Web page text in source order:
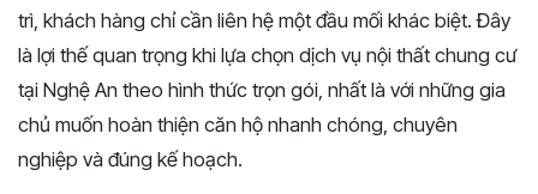
trì, khách hàng chỉ cần liên hệ một đầu mối khác biệt. Đây
là lợi thế quan trọng khi lựa chọn dịch vụ nội thất chung cư
tại Nghệ An theo hình thức trọn gói, nhất là với những gia
chủ muốn hoàn thiện căn hộ nhanh chóng, chuyên
nghiệp và đúng kế hoạch.